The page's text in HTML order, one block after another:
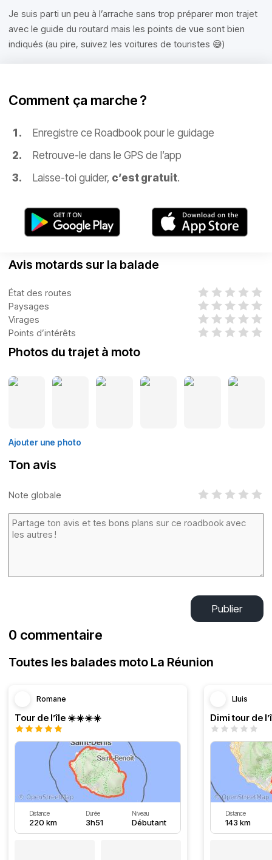
Je suis parti un peu à l’arrache sans trop préparer mon trajet
avec le guide du routard mais les points de vue sont bien
indiqués (au pire, suivez les voitures de touristes 😅)
Comment ça marche ?
Enregistre ce Roadbook pour le guidage
Retrouve-le dans le GPS de l’app
Laisse-toi guider, c’est gratuit.
Avis motards sur la balade
État des routes
Paysages
Virages
Points d’intérêts
Photos du trajet à moto
Ajouter une photo
Ton avis
Note globale
Publier
0 commentaire
Toutes les balades moto La Réunion
Romane
Tour de l’île ☀️☀️☀️☀️
Distance
220 km
Durée
3h51
Niveau
Débutant
Lluis
Distance
143 km